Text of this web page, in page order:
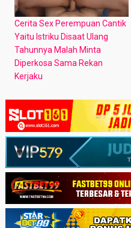
Cerita Sex Perempuan Cantik
Yaitu Istriku Disaat Ulang
Tahunnya Malah Minta
Diperkosa Sama Rekan
Kerjaku